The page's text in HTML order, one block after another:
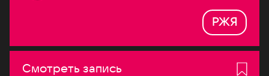
РЖЯ
Смотреть запись